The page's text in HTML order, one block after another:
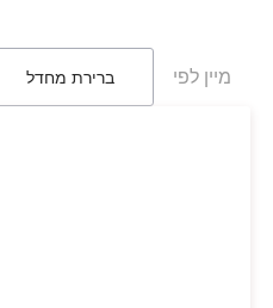
מיין לפי